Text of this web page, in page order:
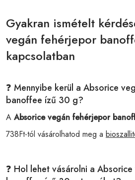
Gyakran ismételt
vegán fehérjepor
kapcsolatban
❓ Mennyibe kerül a Absorice
banoffee ízű 30 g?
A Absorice vegán fehérjepor
738Ft-tól vásárolhatod meg a
❓ Hol lehet vásárolni a